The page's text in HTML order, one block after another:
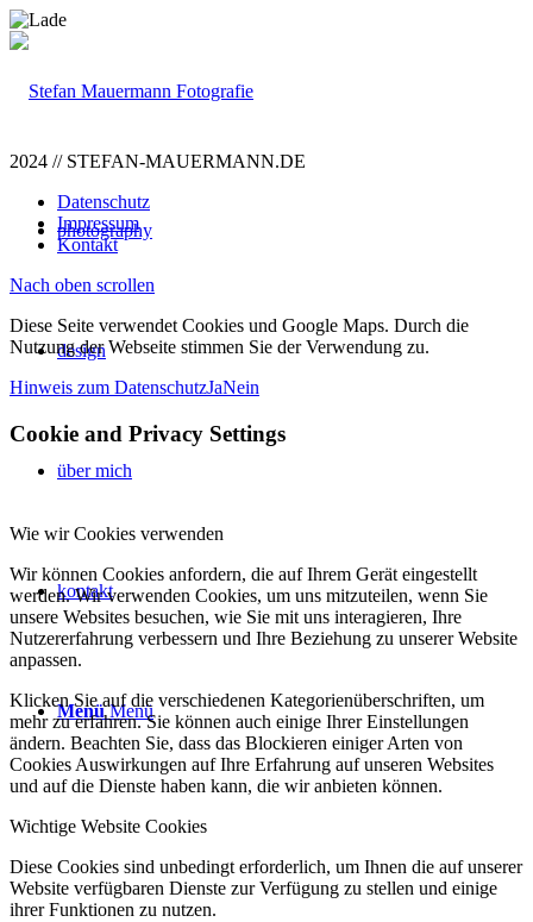
photography
design
über mich
kontakt
Menü Menü
2024 // STEFAN-MAUERMANN.DE
Datenschutz
Impressum
Kontakt
Nach oben scrollen
Diese Seite verwendet Cookies und Google Maps. Durch die
Nutzung der Webseite stimmen Sie der Verwendung zu.
Hinweis zum DatenschutzJaNein
Cookie and Privacy Settings
Wie wir Cookies verwenden
Wir können Cookies anfordern, die auf Ihrem Gerät eingestellt
werden. Wir verwenden Cookies, um uns mitzuteilen, wenn Sie
unsere Websites besuchen, wie Sie mit uns interagieren, Ihre
Nutzererfahrung verbessern und Ihre Beziehung zu unserer Website
anpassen.
Klicken Sie auf die verschiedenen Kategorienüberschriften, um
mehr zu erfahren. Sie können auch einige Ihrer Einstellungen
ändern. Beachten Sie, dass das Blockieren einiger Arten von
Cookies Auswirkungen auf Ihre Erfahrung auf unseren Websites
und auf die Dienste haben kann, die wir anbieten können.
Wichtige Website Cookies
Diese Cookies sind unbedingt erforderlich, um Ihnen die auf unserer
Website verfügbaren Dienste zur Verfügung zu stellen und einige
ihrer Funktionen zu nutzen.